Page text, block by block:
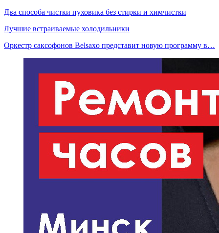
Два способа чистки пуховика без стирки и химчистки
Лучшие встраиваемые холодильники
Оркестр саксофонов Belsaxo представит новую программу в…